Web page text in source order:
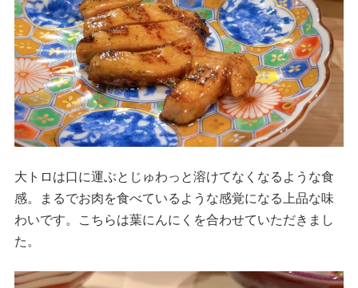
大トロは口に運ぶとじゅわっと溶けてなくなるような食
感。まるでお肉を食べているような感覚になる上品な味
わいです。こちらは葉にんにくを合わせていただきまし
た。